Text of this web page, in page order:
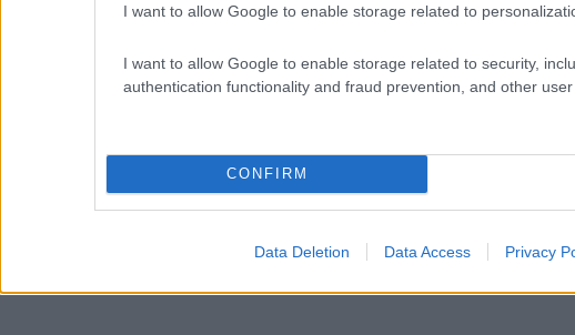
I want to allow Google to enable storage related to
I want to allow Google to enable storage related to security,
authentication functionality and fraud prevention, and other user
CONFIRM
Data Deletion Data Access Privacy